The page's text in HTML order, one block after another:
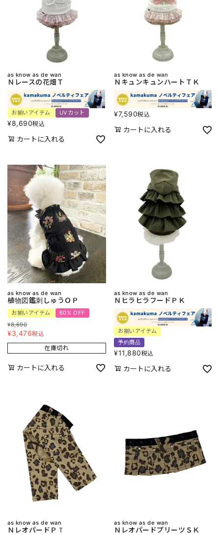
as know as de wan
Ｎレースの花畑Ｔ
お揃いアイテム UVカット
¥8,690税込
カートに入れる
as know as de wan
ＮキュンキュンハートＴＫ
¥7,590税込
カートに入れる
as know as de wan
植物図鑑刺しゅうＯＰ
お揃いアイテム
60% OFF
¥8,690
¥3,476税込
在庫切れ
カートに入れる
as know as de wan
ＮヒラヒラフードＰＫ
お揃いアイテム
予約商品
¥11,880税込
カートに入れる
as know as de wan
ＮレオパードＰＴ
as know as de wan
ＮレオパードプリーツＳＫ